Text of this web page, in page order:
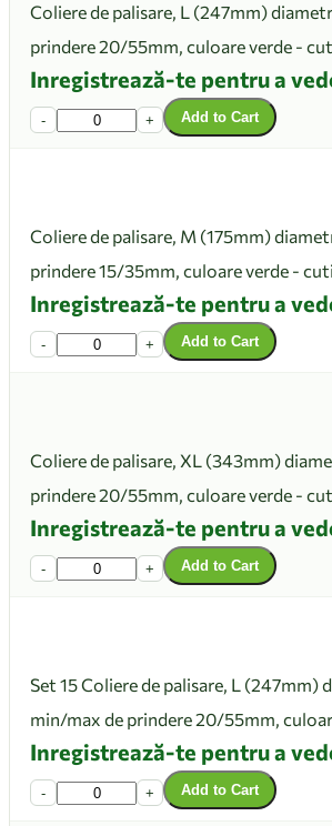
Coliere de palisare, L (247mm)
prindere 20/55mm, culoare verde -
Inregistrează-te pentru a
- + Add to Cart
Coliere de palisare, M (175mm)
prindere 15/35mm, culoare verde -
Inregistrează-te pentru a
- + Add to Cart
Coliere de palisare, XL (343mm)
prindere 20/55mm, culoare verde -
Inregistrează-te pentru a
- + Add to Cart
Set 15 Coliere de palisare, L (247mm)
min/max de prindere 20/55mm,
Inregistrează-te pentru a
- + Add to Cart